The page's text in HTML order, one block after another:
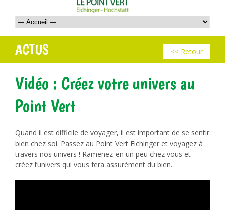
ACTUS
Vidéo : Créez votre univers au
Point Vert
<< Retour
Quand il est difficile de voyager, il est important de se sentir
bien chez soi. Passez au Point Vert Eichinger et voyagez à
travers nos univers ! Ramenez-en un peu chez vous et
créez l’univers qui vous fera assurément du bien.